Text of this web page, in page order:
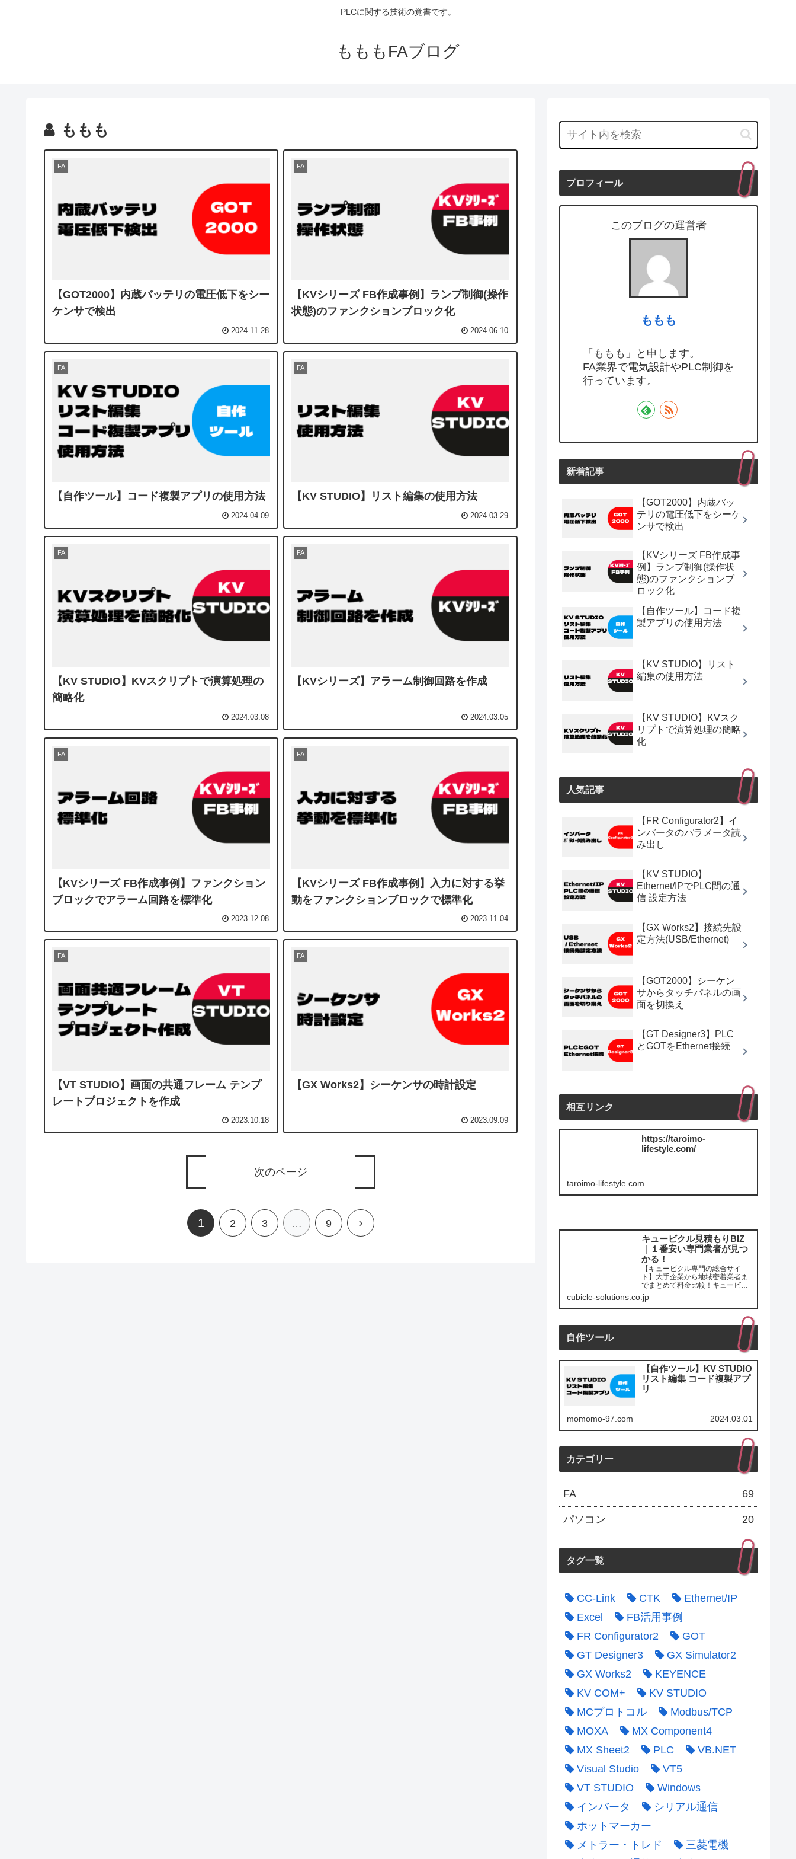
PLCに関する技術の覚書です。
もももFAブログ
ももも
FA
【GOT2000】内蔵バッテリの電圧低下をシー
ケンサで検出
2024.11.28
FA
【KVシリーズ FB作成事例】ランプ制御(操作
状態)のファンクションブロック化
2024.06.10
FA
【自作ツール】コード複製アプリの使用方法
2024.04.09
FA
【KV STUDIO】リスト編集の使用方法
2024.03.29
FA
【KV STUDIO】KVスクリプトで演算処理の
簡略化
2024.03.08
FA
【KVシリーズ】アラーム制御回路を作成
2024.03.05
FA
【KVシリーズ FB作成事例】ファンクション
ブロックでアラーム回路を標準化
2023.12.08
FA
【KVシリーズ FB作成事例】入力に対する挙
動をファンクションブロックで標準化
2023.11.04
FA
【VT STUDIO】画面の共通フレーム テンプ
レートプロジェクトを作成
2023.10.18
FA
【GX Works2】シーケンサの時計設定
2023.09.09
次のページ
1 2 3 … 9
プロフィール
このブログの運営者
ももも
「ももも」と申します。
FA業界で電気設計やPLC制御を
行っています。
新着記事
【GOT2000】内蔵バッ
テリの電圧低下をシーケ
ンサで検出
【KVシリーズ FB作成事
例】ランプ制御(操作状
態)のファンクションブ
ロック化
【自作ツール】コード複
製アプリの使用方法
【KV STUDIO】リスト
編集の使用方法
【KV STUDIO】KVスク
リプトで演算処理の簡略
化
人気記事
【FR Configurator2】イ
ンバータのパラメータ読
み出し
【KV STUDIO】
Ethernet/IPでPLC間の通
信 設定方法
【GX Works2】接続先設
定方法(USB/Ethernet)
【GOT2000】シーケン
サからタッチパネルの画
面を切換え
【GT Designer3】PLC
とGOTをEthernet接続
相互リンク
https://taroimo-
lifestyle.com/
taroimo-lifestyle.com
キュービクル見積もりBIZ
｜１番安い専門業者が見つ
かる！
【キュービクル専門の総合サイ
ト】大手企業から地域密着業者ま
でまとめて料金比較！キュービク
ル専門業者をまとめて無料お見積
もりで、1番安い専門業者が見つか
る！
cubicle-solutions.co.jp
自作ツール
【自作ツール】KV STUDIO
リスト編集 コード複製アプ
リ
momomo-97.com 2024.03.01
カテゴリー
FA 69
パソコン 20
タグ一覧
CC-Link CTK
Ethernet/IP
Excel
FB活用事例
FR Configurator2
GOT
GT Designer3
GX Simulator2
GX Works2
KEYENCE
KV COM+
KV STUDIO
MCプロトコル
Modbus/TCP
MOXA
MX Component4
MX Sheet2
PLC
VB.NET
Visual Studio
VT5
VT STUDIO
Windows
インバータ
シリアル通信
ホットマーカー
メトラー・トレド
三菱電機